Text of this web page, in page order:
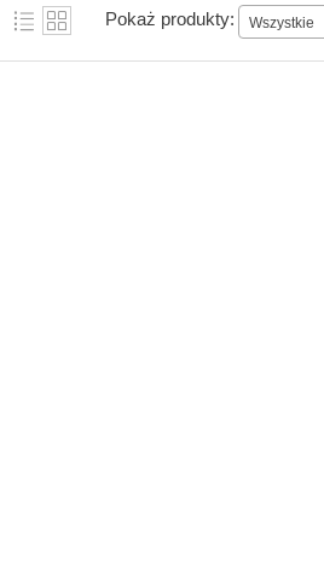
Pokaż produkty: Wszystkie